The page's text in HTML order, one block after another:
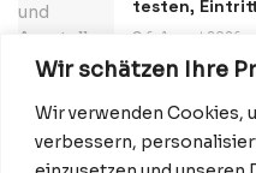
Wir schätzen Ihre
Wir verwenden Cookies,
verbessern,
testen,
6. August 2026